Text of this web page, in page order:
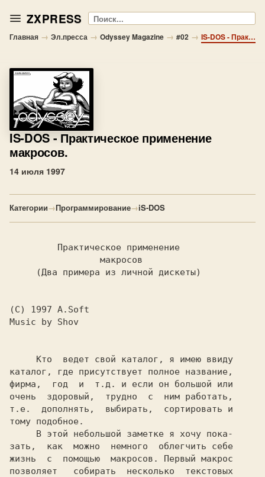
ZXPRESS Поиск
Главная → Эл.пресса → Odyssey Magazine → #02 → IS-DOS - Практическое применение макросов.
IS-DOS - Практическое применение
макросов.
14 июля 1997
Категории→Программирование→iS-DOS
         Практическое применение
                 макросов
     (Два примера из личной дискеты)
(C) 1997 A.Soft
Music by Shov
каталог, где присутствует полное название,
фирма,  год  и  т.д. и если он большой или
очень  здоровый,  трудно  с  ним работать,
т.е.  дополнять,  выбирать,  сортировать и
тому подобное.
зать,  как  можно  немного  облегчить себе
жизнь  с  помощью  макросов. Первый макрос
позволяет   собирать  несколько  текстовых